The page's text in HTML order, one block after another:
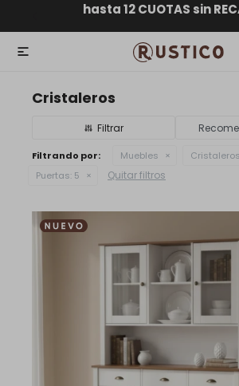
ENVÍOS A TODO EL
GARANTÍA DE
hasta 12 CUOTAS sin
ENVÍO GRATIS dentro de

Cristaleros
Filtrando por: Muebles
Cristaleros
Puertas: 5 Quitar filtros